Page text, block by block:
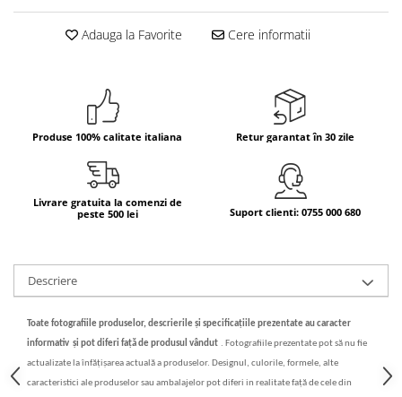
Bere italiana
Sucuri si bauturi racoritoare
Ceai
Panettone cozonac italian,
Pandoro si Balocco
Produse fara gluten
Produse de patiserie
Adauga la Favorite Cere informatii
Produse 100% calitate italiana Retur garantat în 30 zile
Livrare gratuita la comenzi de
peste 500 lei
Suport clienti: 0755 000 680
Descriere
Toate fotografiile produselor, descrierileși specificațiileprezentate au caracter
informativ și pot diferi fațăde produsul vândut . Fotografiile prezentate pot sănu fie
actualizate la înfățișarea actual ăa produselor. Designul, culorile, formele, alte
caracteristici ale produselor sau ambalajelor pot diferi in realitate fațăde cele din